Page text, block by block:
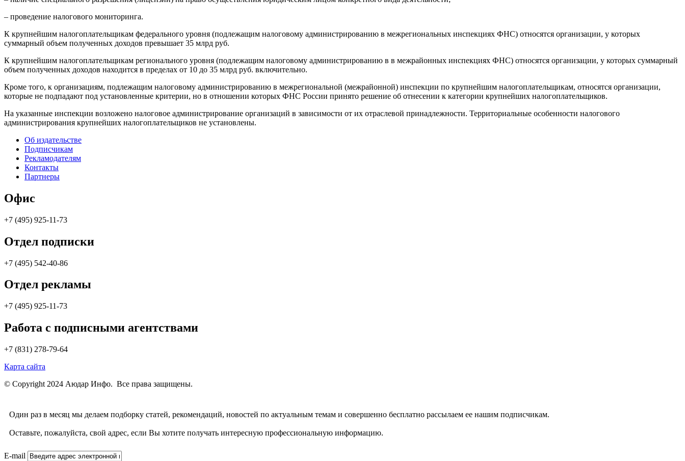
– проведение налогового мониторинга.
К крупнейшим налогоплательщикам федерального уровня (подлежащим налоговому администрированию в межрегиональных инспекциях ФНС) относятся организации, у которых
суммарный объем полученных доходов превышает 35 млрд руб.
К крупнейшим налогоплательщикам регионального уровня (подлежащим налоговому администрированию в в межрайонных инспекциях ФНС) относятся организации, у которых суммарный
объем полученных доходов находится в пределах от 10 до 35 млрд руб. включительно.
Кроме того, к организациям, подлежащим налоговому администрированию в межрегиональной (межрайонной) инспекции по крупнейшим налогоплательщикам, относятся организации,
которые не подпадают под установленные критерии, но в отношении которых ФНС России принято решение об отнесении к категории крупнейших налогоплательщиков.
На указанные инспекции возложено налоговое администрирование организаций в зависимости от их отраслевой принадлежности. Территориальные особенности налогового
администрирования крупнейших налогоплательщиков не установлены.
Об издательстве
Подписчикам
Рекламодателям
Контакты
Партнеры
Офис
+7 (495) 925-11-73
Отдел подписки
+7 (495) 542-40-86
Отдел рекламы
+7 (495) 925-11-73
Работа с подписными агентствами
+7 (831) 278-79-64
Карта сайта
© Copyright 2024 Аюдар Инфо. Все права защищены.
Один раз в месяц мы делаем подборку статей, рекомендаций, новостей по актуальным темам и совершенно бесплатно рассылаем ее нашим подписчикам.
Оставьте, пожалуйста, свой адрес, если Вы хотите получать интересную профессиональную информацию.
E-mail